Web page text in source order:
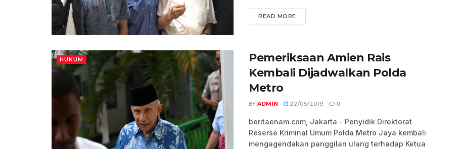
READ MORE
HUKUM
Pemeriksaan Amien Rais
Kembali Dijadwalkan Polda
Metro
BY ADMIN 22/05/2019 0
beritaenam.com, Jakarta - Penyidik Direktorat
Reserse Kriminal Umum Polda Metro Jaya kembali
mengagendakan panggilan ulang terhadap Ketua